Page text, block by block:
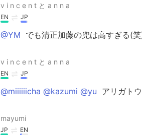
v i n c e n t と a n n a
EN JP
@YM でも清正加藤の兜は高すぎる(笑
v i n c e n t と a n n a
EN JP
@miiiiiicha @kazumi @yu アリガトウ
mayumi
JP EN